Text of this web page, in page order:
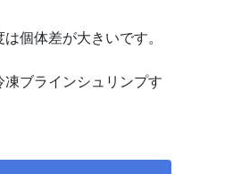
個体差が大きいです。
ブラインシュリンプす